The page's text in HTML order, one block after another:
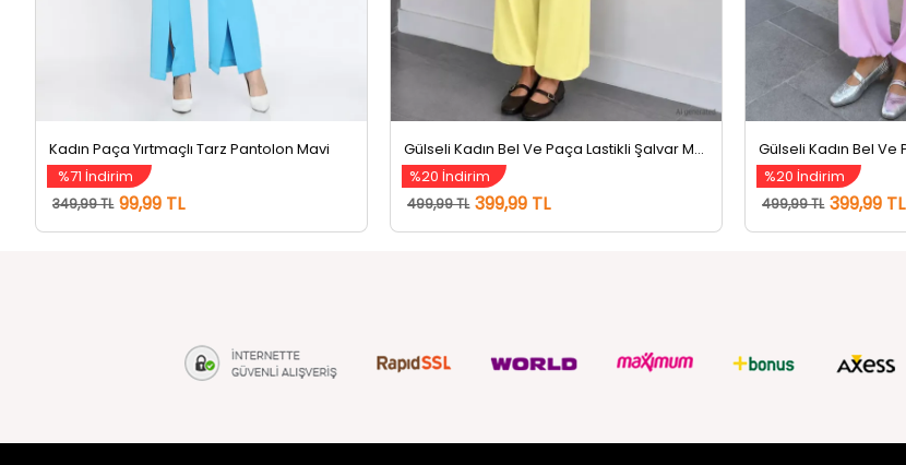
Kadın Paça Yırtmaçlı Tarz Pantolon Mavi
%71 İndirim
349,99 TL 99,99 TL
%20 İndirim
499,99 TL 399,99 TL
%20 İndirim
499,99 TL 399,99 TL
tozlu.com
MÜŞTERİ HİZMETLERİ
SOSYAL